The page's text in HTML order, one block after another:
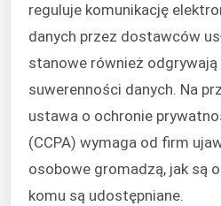
reguluje komunikację
danych przez dostawców
stanowe również
suwerenności danych. Na
ustawa o ochronie
(CCPA) wymaga od firm
osobowe gromadzą, jak są
komu są udostępniane.